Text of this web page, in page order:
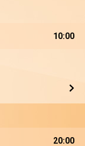
10:00
20:00